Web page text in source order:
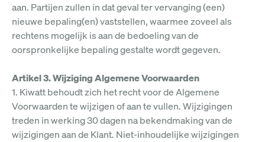
aan. Partijen zullen in dat geval ter vervanging (een)
nieuwe bepaling(en) vaststellen, waarmee zoveel als
rechtens mogelijk is aan de bedoeling van de
oorspronkelijke bepaling gestalte wordt gegeven.
Artikel 3. Wijziging Algemene Voorwaarden
1. Kiwatt behoudt zich het recht voor de Algemene
Voorwaarden te wijzigen of aan te vullen. Wijzigingen
treden in werking 30 dagen na bekendmaking van de
wijzigingen aan de Klant. Niet-inhoudelijke wijzigingen